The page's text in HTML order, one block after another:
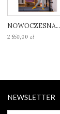
NOWOCZESNA...
2 550,00 zł
NEWSLETTER